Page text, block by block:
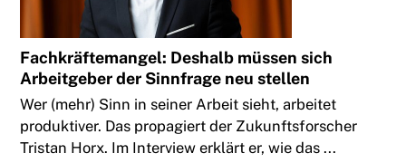
Fachkräftemangel: Deshalb müssen sich
Arbeitgeber der Sinnfrage neu stellen
Wer (mehr) Sinn in seiner Arbeit sieht, arbeitet
produktiver. Das propagiert der Zukunftsforscher
Tristan Horx. Im Interview erklärt er, wie das ...